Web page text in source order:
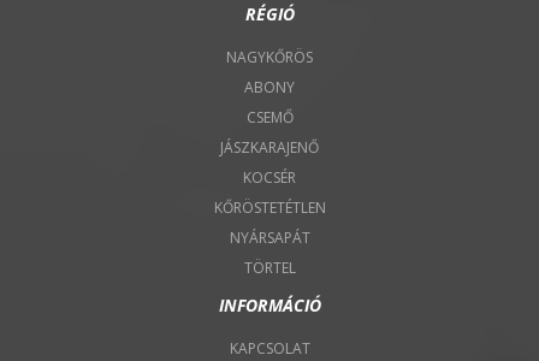
RÉGIÓ
NAGYKŐRÖS
ABONY
CSEMŐ
JÁSZKARAJENŐ
KOCSÉR
KŐRÖSTETÉTLEN
NYÁRSAPÁT
TÖRTEL
INFORMÁCIÓ
KAPCSOLAT